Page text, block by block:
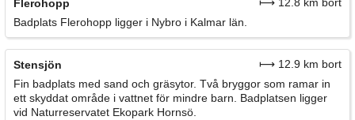
Flerohopp
Badplats Flerohopp ligger i Nybro i Kalmar län.
Stensjön
⟼ 12.9 km bort
Fin badplats med sand och gräsytor. Två bryggor som ramar in
ett skyddat område i vattnet för mindre barn. Badplatsen ligger
vid Naturreservatet Ekopark Hornsö.